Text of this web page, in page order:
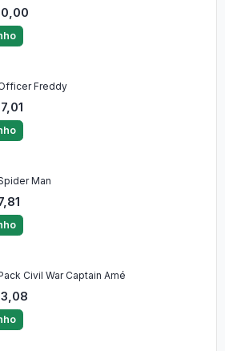
Freddy
Man
Civil War Captain Amé